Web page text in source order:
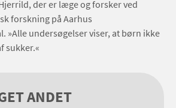
der er læge og forsker ved
forskning på Aarhus
»Alle undersøgelser viser, at børn ikke
sukker.«
ANDET